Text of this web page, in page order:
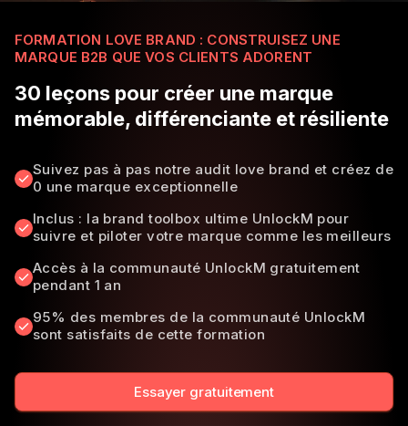
FORMATION LOVE BRAND : CONSTRUISEZ UNE
MARQUE B2B QUE VOS CLIENTS ADORENT​
30 leçons pour créer une marque
mémorable, différenciante et résiliente​
Suivez pas à pas notre audit love brand et créez de
0 une marque exceptionnelle
Inclus : la brand toolbox ultime UnlockM pour
suivre et piloter votre marque comme les meilleurs
Accès à la communauté UnlockM gratuitement
pendant 1 an
95% des membres de la communauté UnlockM
sont satisfaits de cette formation
Essayer gratuitement